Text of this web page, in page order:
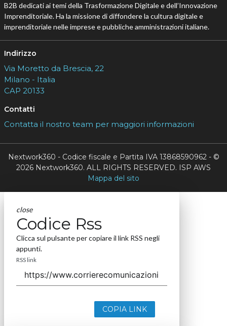
B2B dedicati ai temi della Trasformazione Digitale e dell’Innovazione
Imprenditoriale. Ha la missione di diffondere la cultura digitale e
imprenditoriale nelle imprese e pubbliche amministrazioni italiane.
Indirizzo
Via Moretto da Brescia, 22
Milano - Italia
CAP 20133
Contatti
Contatta il nostro team per maggiori informazioni
Nextwork360 - Codice fiscale e Partita IVA 13868590962 - ©
2026 Nextwork360. ALL RIGHTS RESERVED. ISP AWS
Mappa del sito
close
Codice Rss
Clicca sul pulsante per copiare il link RSS negli
appunti.
RSS link
COPIA LINK